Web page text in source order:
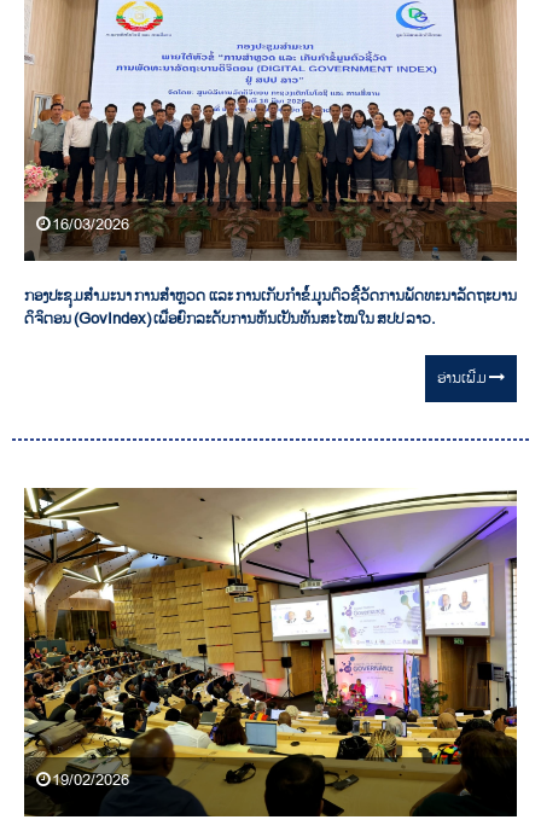
16/03/2026
ກອງປະຊຸມສຳມະນາ ການສໍາຫຼວດ ແລະ ການເກັບກໍາຂໍ້ມູນຕົວຊີ້ວັດການພັດທະນາລັດຖະບານ
ດິຈິຕອນ (GovIndex) ເພື່ອຍົກລະດັບການຫັນເປັນທັນສະໄໝໃນ ສປປ ລາວ.
ອ່ານ​ເພີ່ມ
19/02/2026